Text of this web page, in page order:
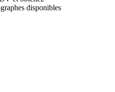
disponibles